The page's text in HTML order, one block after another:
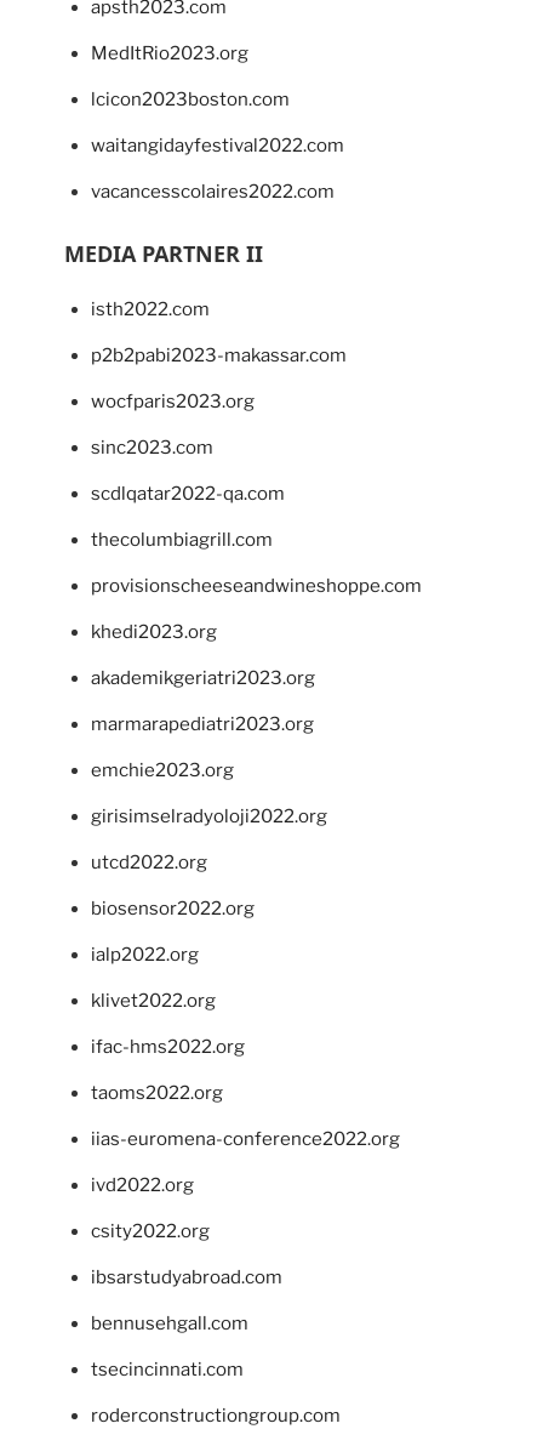
apsth2023.com
MedItRio2023.org
lcicon2023boston.com
waitangidayfestival2022.com
vacancesscolaires2022.com
MEDIA PARTNER II
isth2022.com
p2b2pabi2023-makassar.com
wocfparis2023.org
sinc2023.com
scdlqatar2022-qa.com
thecolumbiagrill.com
provisionscheeseandwineshoppe.com
khedi2023.org
akademikgeriatri2023.org
marmarapediatri2023.org
emchie2023.org
girisimselradyoloji2022.org
utcd2022.org
biosensor2022.org
ialp2022.org
klivet2022.org
ifac-hms2022.org
taoms2022.org
iias-euromena-conference2022.org
ivd2022.org
csity2022.org
ibsarstudyabroad.com
bennusehgall.com
tsecincinnati.com
roderconstructiongroup.com